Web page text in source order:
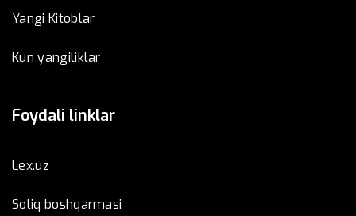
Yangi Kitoblar
Kun yangiliklar
Foydali linklar
Lex.uz
Soliq boshqarmasi